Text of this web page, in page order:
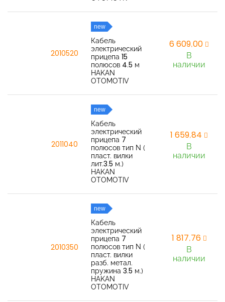
2010520
new
Кабель
электрический
прицепа 15
полюсов 4.5 м
HAKAN
OTOMOTIV
6 609,00
В
наличии
2011040
new
Кабель
электрический
прицепа 7
полюсов тип N (
пласт. вилки
лит.3.5 м.)
HAKAN
OTOMOTIV
1 659,84
В
наличии
2010350
new
Кабель
электрический
прицепа 7
полюсов тип N (
пласт. вилки
разб. метал.
пружина 3.5 м.)
HAKAN
OTOMOTIV
1 817,76
В
наличии